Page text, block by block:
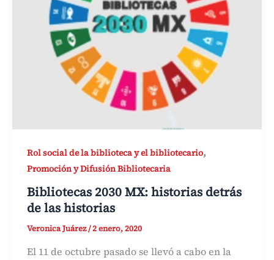
Rol social de la biblioteca y el bibliotecario,
Promoción y Difusión Bibliotecaria
Bibliotecas 2030 MX: historias detrás
de las historias
Veronica Juárez/2 enero, 2020
El 11 de octubre pasado se llevó a cabo en la